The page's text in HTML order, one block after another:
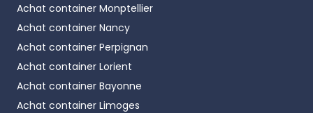
Achat container Monptellier
Achat container Nancy
Achat container Perpignan
Achat container Lorient
Achat container Bayonne
Achat container Limoges